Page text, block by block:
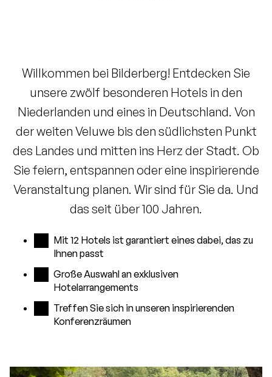
Willkommen bei Bilderberg! Entdecken Sie
unsere zwölf besonderen Hotels in den
Niederlanden und eines in Deutschland. Von
der weiten Veluwe bis den südlichsten Punkt
des Landes und mitten ins Herz der Stadt. Ob
Sie feiern, entspannen oder eine inspirierende
Veranstaltung planen. Wir sind für Sie da. Und
das seit über 100 Jahren.
Mit 12 Hotels ist garantiert eines dabei, das zu
Ihnen passt
Große Auswahl an exklusiven
Hotelarrangements
Treffen Sie sich in unseren inspirierenden
Konferenzräumen